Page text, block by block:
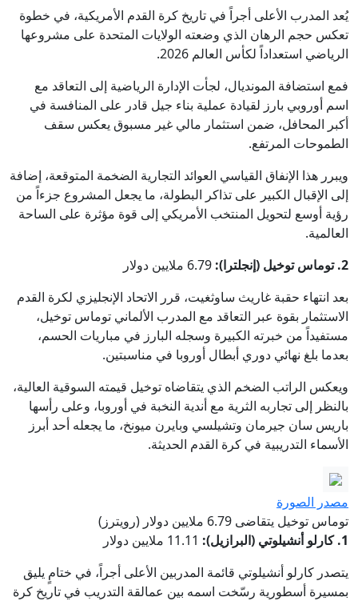
يُعد المدرب الأعلى أجراً في تاريخ كرة القدم الأمريكية، في خطوة
تعكس حجم الرهان الذي وضعته الولايات المتحدة على مشروعها
الرياضي استعداداً لكأس العالم 2026.
فمع استضافة المونديال، لجأت الإدارة الرياضية إلى التعاقد مع
اسم أوروبي بارز لقيادة عملية بناء جيل قادر على المنافسة في
أكبر المحافل، ضمن استثمار مالي غير مسبوق يعكس سقف
الطموحات المرتفع.
ويبرر هذا الإنفاق القياسي العوائد التجارية الضخمة المتوقعة، إضافة
إلى الإقبال الكبير على تذاكر البطولة، ما يجعل المشروع جزءاً من
رؤية أوسع لتحويل المنتخب الأمريكي إلى قوة مؤثرة على الساحة
العالمية.
2. توماس توخيل (إنجلترا):
بعد انتهاء حقبة غاريث ساوثغيت، قرر الاتحاد الإنجليزي لكرة القدم
الاستثمار بقوة عبر التعاقد مع المدرب الألماني توماس توخيل،
مستفيداً من خبرته الكبيرة وسجله البارز في مباريات الحسم،
بعدما بلغ نهائي دوري أبطال أوروبا في مناسبتين.
ويعكس الراتب الضخم الذي يتقاضاه توخيل قيمته السوقية العالية،
بالنظر إلى تجاربه الثرية مع أندية النخبة في أوروبا، وعلى رأسها
باريس سان جيرمان وتشيلسي وبايرن ميونخ، ما يجعله أحد أبرز
الأسماء التدريبية في كرة القدم الحديثة.
مصدر الصورة
توماس توخيل يتقاضى 6.79 ملايين دولار (رويترز)
1. كارلو أنشيلوتي (البرازيل):
يتصدر كارلو أنشيلوتي قائمة المدربين الأعلى أجراً، في ختامٍ يليق
بمسيرة أسطورية رسّخت اسمه بين عمالقة التدريب في تاريخ كرة